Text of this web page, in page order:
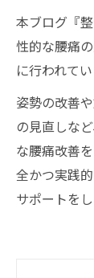
本ブログ『
性的な腰痛
に行われて
姿勢の改善
の見直しな
な腰痛改善
全かつ実践
サポートをし